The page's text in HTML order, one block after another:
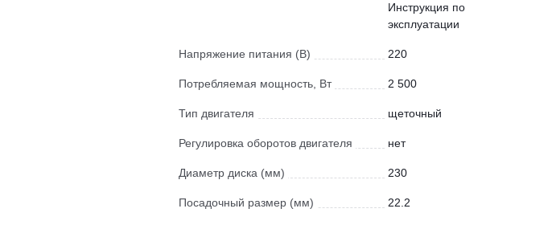
Инструкция по
эксплуатации
Напряжение питания (В) 220
Потребляемая мощность, Вт 2 500
Тип двигателя щеточный
Регулировка оборотов двигателя нет
Диаметр диска (мм) 230
Посадочный размер (мм) 22.2